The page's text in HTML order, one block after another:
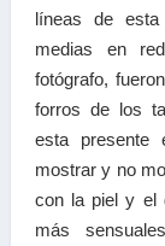
líneas de
medias en
fotógrafo,
forros de los
esta presente
mostrar y no
con la piel y el
más